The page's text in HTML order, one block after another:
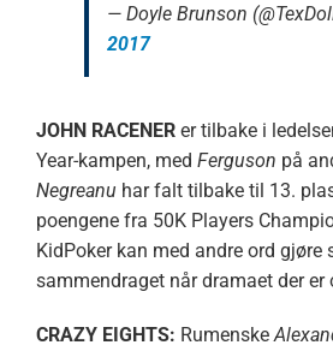
— Doyle Brunson
2017
JOHN RACENERer tilbake i
Year-kampen, med Ferguson på
Negreanu har falt tilbake til 13.
poengene fra 50K Players
KidPoker kan med andre ord gjøre
sammendraget når dramaet der er
CRAZY EIGHTS: Rumenske